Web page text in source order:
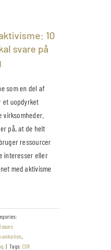
10
svare på
som en del af
et uopdyrket
på, at de helt
ressourcer
interesser eller
med aktivisme
Issues
,
| Tags: CSR